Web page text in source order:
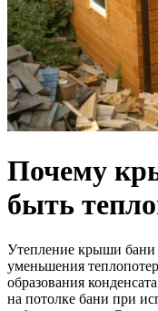
Почему
быть
Утепление крыши бани
уменьшения
образования
на потолке бани при